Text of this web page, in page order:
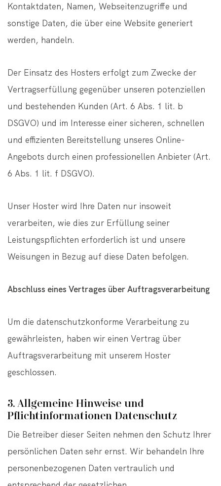
Kontaktdaten, Namen, Webseitenzugriffe und
sonstige Daten, die über eine Website generiert
werden, handeln.
Der Einsatz des Hosters erfolgt zum Zwecke der
Vertragserfüllung gegenüber unseren potenziellen
und bestehenden Kunden (Art. 6 Abs. 1 lit. b
DSGVO) und im Interesse einer sicheren, schnellen
und effizienten Bereitstellung unseres Online-
Angebots durch einen professionellen Anbieter (Art.
6 Abs. 1 lit. f DSGVO).
Unser Hoster wird Ihre Daten nur insoweit
verarbeiten, wie dies zur Erfüllung seiner
Leistungspflichten erforderlich ist und unsere
Weisungen in Bezug auf diese Daten befolgen.
Abschluss eines Vertrages über Auftragsverarbeitung
Um die datenschutzkonforme Verarbeitung zu
gewährleisten, haben wir einen Vertrag über
Auftragsverarbeitung mit unserem Hoster
geschlossen.
3. Allgemeine Hinweise und
Pflichtinformationen Datenschutz
Die Betreiber dieser Seiten nehmen den Schutz Ihrer
persönlichen Daten sehr ernst. Wir behandeln Ihre
personenbezogenen Daten vertraulich und